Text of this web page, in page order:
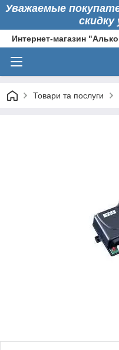
Уважаемые
Интернет-магазин
Товари та послуги